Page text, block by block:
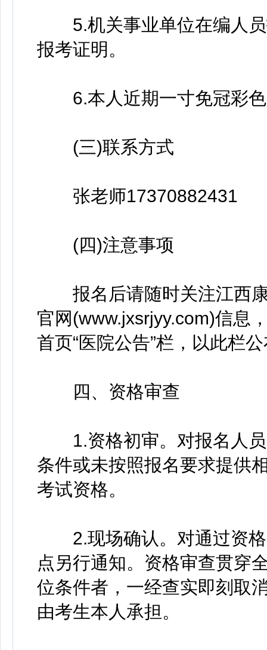
5.机关事业单位在编人员
报考证明。
6.本人近期一寸免冠彩色
(三)联系方式
张老师17370882431
(四)注意事项
报名后请随时关注江西康
官网(www.jxsrjyy.com)信息
首页“医院公告”栏，以此栏
四、资格审查
1.资格初审。对报名人员
条件或未按照报名要求提供
考试资格。
2.现场确认。对通过资格
点另行通知。资格审查贯穿
位条件者，一经查实即刻取
由考生本人承担。